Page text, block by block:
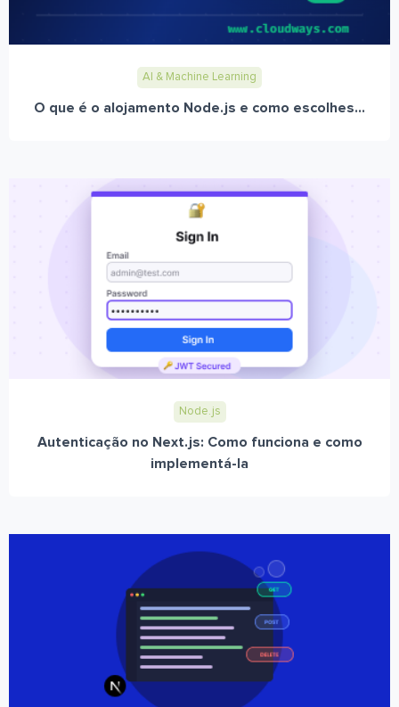
AI & Machine Learning
O que é o alojamento Node.js e como escolhes...
Node.js
Autenticação no Next.js: Como funciona e como
implementá-la